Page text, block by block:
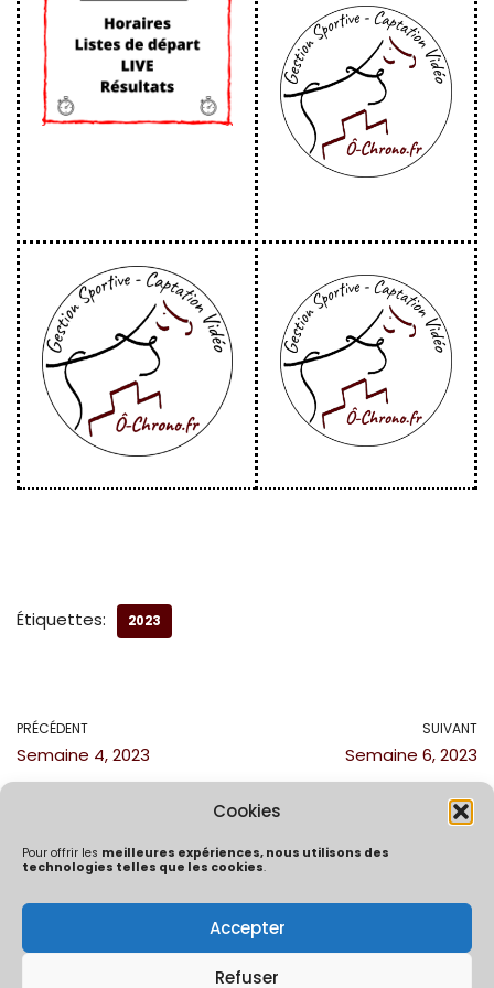
Cookies
Pour offrir les meilleures expériences, nous utilisons des
technologies telles que les cookies.
Accepter
Refuser
Étiquettes: 2023
PRÉCÉDENT
Semaine 4, 2023
SUIVANT
Semaine 6, 2023
Politique de confidentialité
Politique de cookies (UE)